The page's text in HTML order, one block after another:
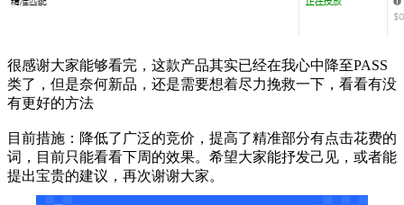
很感谢大家能够看完，这款产品其实已经在我心中降至PASS
类了，但是奈何新品，还是需要想着尽力挽救一下，看看有没
有更好的方法
目前措施：降低了广泛的竞价，提高了精准部分有点击花费的
词，目前只能看看下周的效果。希望大家能抒发己见，或者能
提出宝贵的建议，再次谢谢大家。